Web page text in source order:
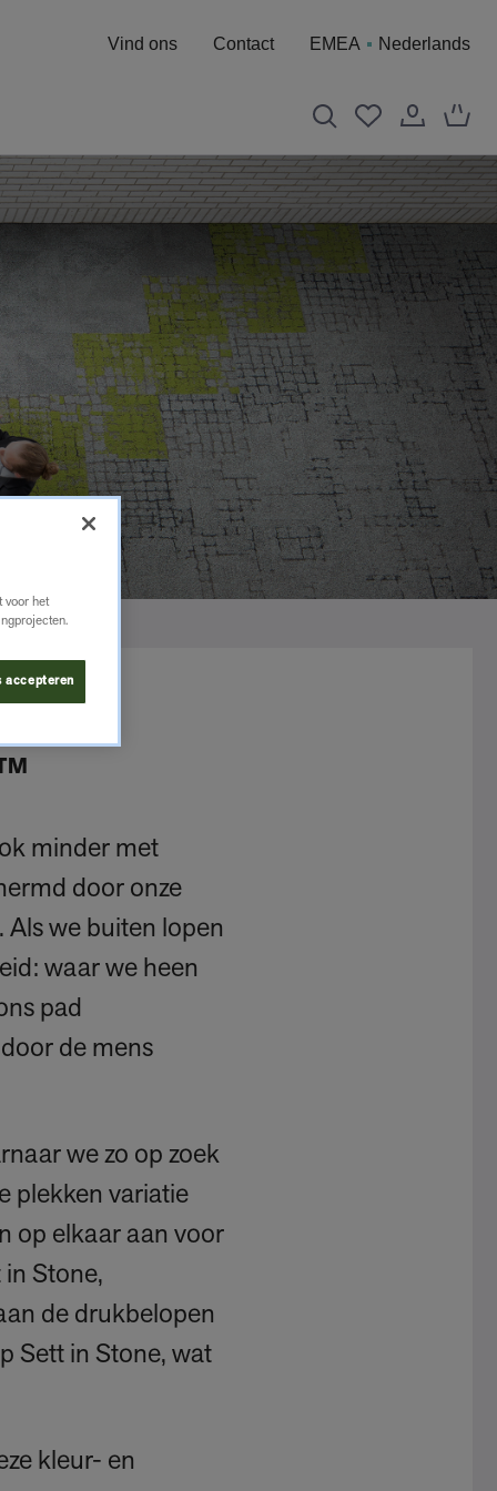
Vind ons Contact EMEA Nederlands
minder met
door onze
we buiten lopen
waar we heen
pad
de mens
we zo op zoek
plekken variatie
op elkaar aan voor
Stone,
de drukbelopen
Sett in Stone, wat
kleur- en
voor het
accepteren